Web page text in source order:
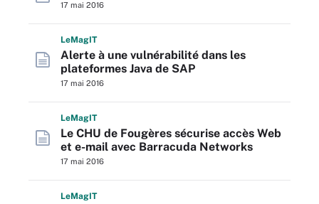
17 mai 2016
LeMagIT
Alerte à une vulnérabilité dans les
plateformes Java de SAP
17 mai 2016
LeMagIT
Le CHU de Fougères sécurise accès Web
et e-mail avec Barracuda Networks
17 mai 2016
LeMagIT